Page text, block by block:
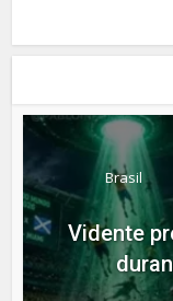
Brasil
Vidente